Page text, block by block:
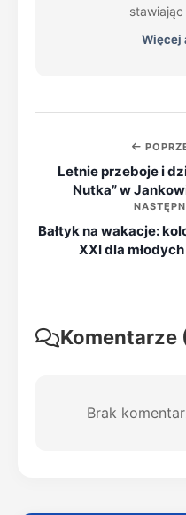
Więcej
Letnie przeboje i
Nutka” w
Bałtyk na wakacje:
XXI dla
Komentarze
Brak